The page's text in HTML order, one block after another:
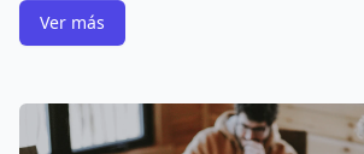
Ver más